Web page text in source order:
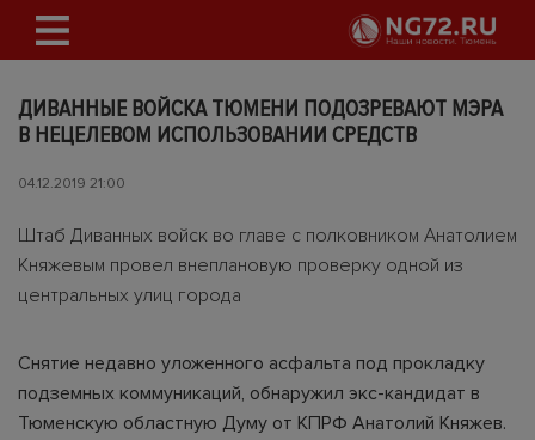
ДИВАННЫЕ ВОЙСКА ТЮМЕНИ ПОДОЗРЕВАЮТ МЭРА
В НЕЦЕЛЕВОМ ИСПОЛЬЗОВАНИИ СРЕДСТВ
04.12.2019 21:00
Штаб Диванных войск во главе с полковником Анатолием
Княжевым провел внеплановую проверку одной из
центральных улиц города
Снятие недавно уложенного асфальта под прокладку
подземных коммуникаций, обнаружил экс-кандидат в
Тюменскую областную Думу от КПРФ Анатолий Княжев.